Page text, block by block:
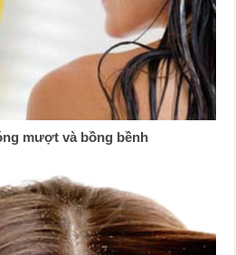
mượt và bồng bềnh